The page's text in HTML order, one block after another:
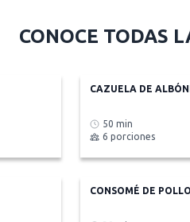
CONOCE TODAS
CAZUELA DE
50 min
6 porciones
CONSOMÉ DE POLLO